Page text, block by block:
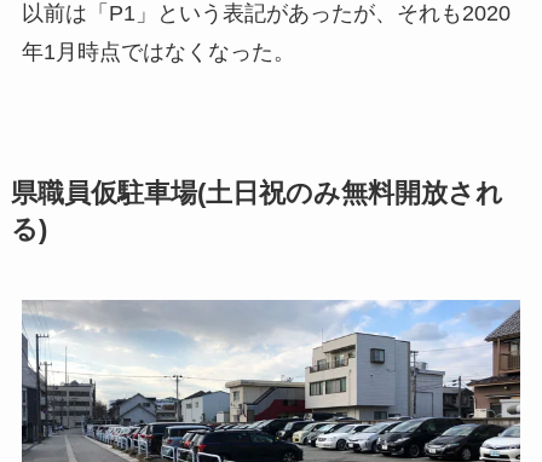
以前は「P1」という表記があったが、それも2020
年1月時点ではなくなった。
県職員仮駐車場(土日祝のみ無料開放され
る)